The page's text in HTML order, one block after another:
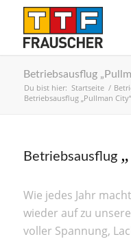
Betriebsausflug
Du bist hier: Startseite /
Betriebsausflug „Pullman City“
Betriebsausflug „
Wie jedes Jahr
wieder auf zu
voller Spannung,